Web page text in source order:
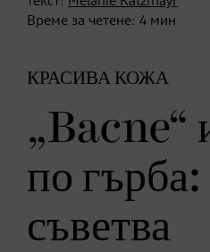
Време за четене: 4 мин
КРАСИВА КОЖА
„Bacne“
по
съветва